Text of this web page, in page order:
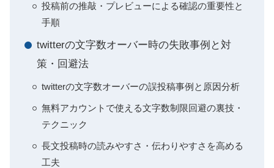
投稿前の推敲・プレビューによる確認の重要性と
手順
twitterの文字数オーバー時の失敗事例と対
策・回避法
twitterの文字数オーバーの誤投稿事例と原因分析
無料アカウントで使える文字数制限回避の裏技・
テクニック
長文投稿時の読みやすさ・伝わりやすさを高める
工夫